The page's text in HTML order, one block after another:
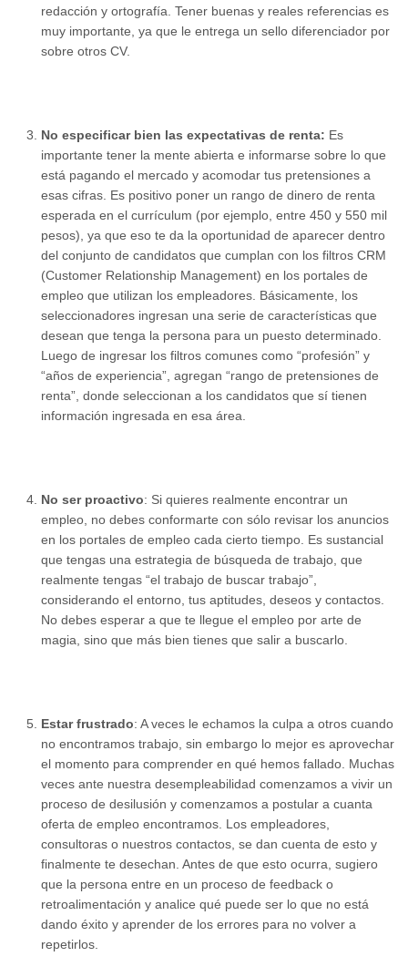
redacción y ortografía. Tener buenas y reales referencias es
muy importante, ya que le entrega un sello diferenciador por
sobre otros CV.
No especificar bien las expectativas de renta: Es
importante tener la mente abierta e informarse sobre lo que
está pagando el mercado y acomodar tus pretensiones a
esas cifras. Es positivo poner un rango de dinero de renta
esperada en el currículum (por ejemplo, entre 450 y 550 mil
pesos), ya que eso te da la oportunidad de aparecer dentro
del conjunto de candidatos que cumplan con los filtros CRM
(Customer Relationship Management) en los portales de
empleo que utilizan los empleadores. Básicamente, los
seleccionadores ingresan una serie de características que
desean que tenga la persona para un puesto determinado.
Luego de ingresar los filtros comunes como “profesión” y
“años de experiencia”, agregan “rango de pretensiones de
renta”, donde seleccionan a los candidatos que sí tienen
información ingresada en esa área.
No ser proactivo: Si quieres realmente encontrar un
empleo, no debes conformarte con sólo revisar los anuncios
en los portales de empleo cada cierto tiempo. Es sustancial
que tengas una estrategia de búsqueda de trabajo, que
realmente tengas “el trabajo de buscar trabajo”,
considerando el entorno, tus aptitudes, deseos y contactos.
No debes esperar a que te llegue el empleo por arte de
magia, sino que más bien tienes que salir a buscarlo.
Estar frustrado: A veces le echamos la culpa a otros cuando
no encontramos trabajo, sin embargo lo mejor es aprovechar
el momento para comprender en qué hemos fallado. Muchas
veces ante nuestra desempleabilidad comenzamos a vivir un
proceso de desilusión y comenzamos a postular a cuanta
oferta de empleo encontramos. Los empleadores,
consultoras o nuestros contactos, se dan cuenta de esto y
finalmente te desechan. Antes de que esto ocurra, sugiero
que la persona entre en un proceso de feedback o
retroalimentación y analice qué puede ser lo que no está
dando éxito y aprender de los errores para no volver a
repetirlos.